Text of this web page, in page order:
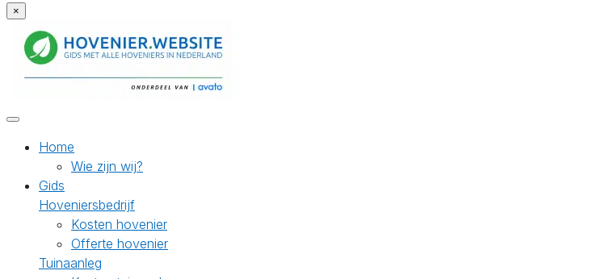
×
Home
Wie zijn wij?
Gids
Hoveniersbedrijf
Kosten hovenier
Offerte hovenier
Tuinaanleg